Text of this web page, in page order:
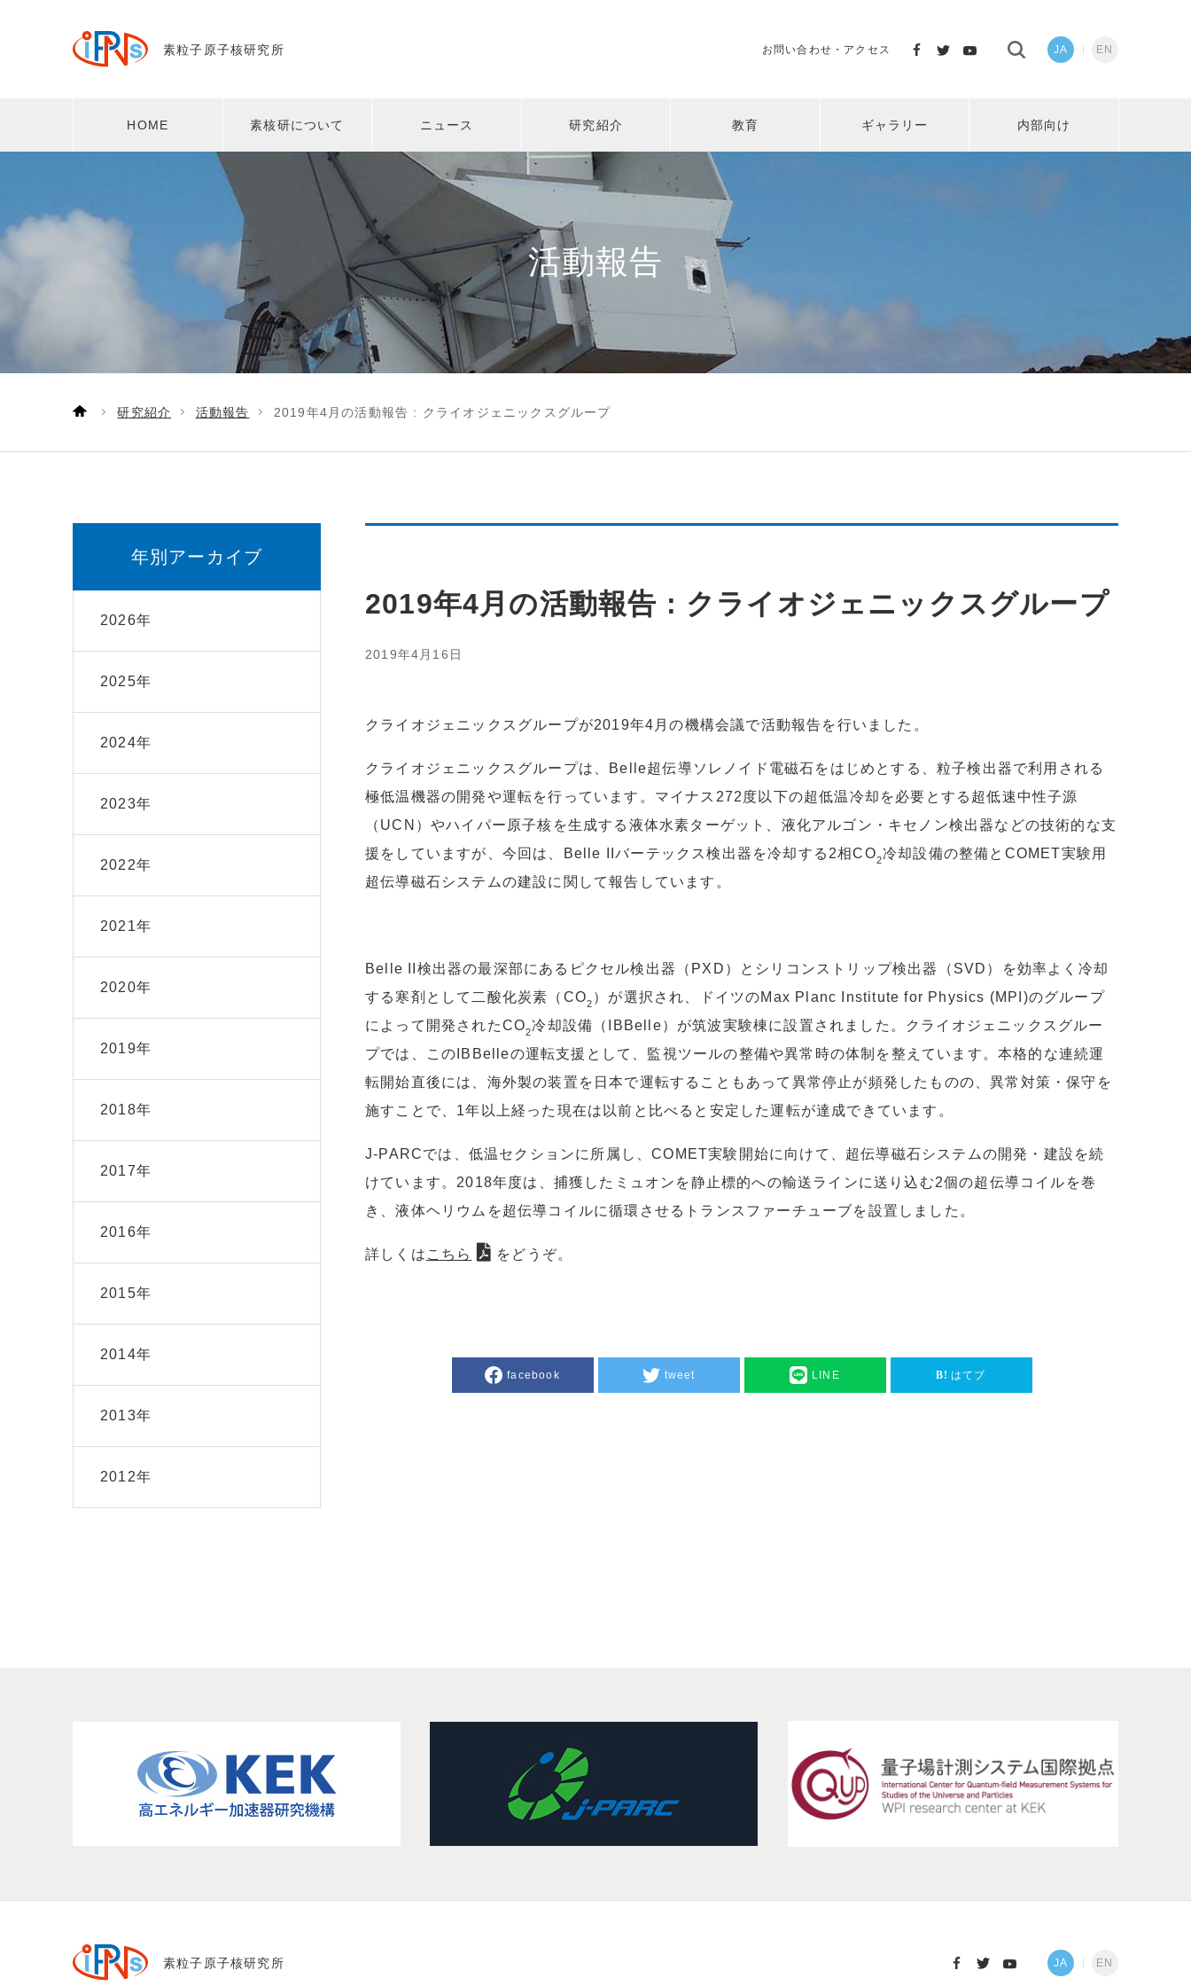
素粒子原子核研究所 お問い合わせ・アクセス JA EN
HOME 素核研について ニュース 研究紹介 教育 ギャラリー 内部向け
活動報告
研究紹介 活動報告 2019年4月の活動報告 : クライオジェニックスグループ
年別アーカイブ
2026年
2025年
2024年
2023年
2022年
2021年
2020年
2019年
2018年
2017年
2016年
2015年
2014年
2013年
2012年
2019年4月の活動報告 : クライオジェニックスグループ
2019年4月16日
クライオジェニックスグループが2019年4月の機構会議で活動報告を行いました。
クライオジェニックスグループは、Belle超伝導ソレノイド電磁石をはじめとする、粒子検出器で利用される
極低温機器の開発や運転を行っています。マイナス272度以下の超低温冷却を必要とする超低速中性子源
（UCN）やハイパー原子核を生成する液体水素ターゲット、液化アルゴン・キセノン検出器などの技術的な支
援をしていますが、今回は、Belle IIバーテックス検出器を冷却する2相CO2冷却設備の整備とCOMET実験用
超伝導磁石システムの建設に関して報告しています。
Belle II検出器の最深部にあるピクセル検出器（PXD）とシリコンストリップ検出器（SVD）を効率よく冷却
する寒剤として二酸化炭素（CO2 ）が選択され、ドイツのMax Planc Institute for Physics (MPI)のグループ
によって開発されたCO2冷却設備（IBBelle）が筑波実験棟に設置されました。クライオジェニックスグルー
プでは、このIBBelleの運転支援として、監視ツールの整備や異常時の体制を整えています。本格的な連続運
転開始直後には、海外製の装置を日本で運転することもあって異常停止が頻発したものの、異常対策・保守を
施すことで、1年以上経った現在は以前と比べると安定した運転が達成できています。
J-PARCでは、低温セクションに所属し、COMET実験開始に向けて、超伝導磁石システムの開発・建設を続
けています。2018年度は、捕獲したミュオンを静止標的への輸送ラインに送り込む2個の超伝導コイルを巻
き、液体ヘリウムを超伝導コイルに循環させるトランスファーチューブを設置しました。
詳しくは こちら をどうぞ。
facebook tweet LINE はてブ
素粒子原子核研究所 JA EN